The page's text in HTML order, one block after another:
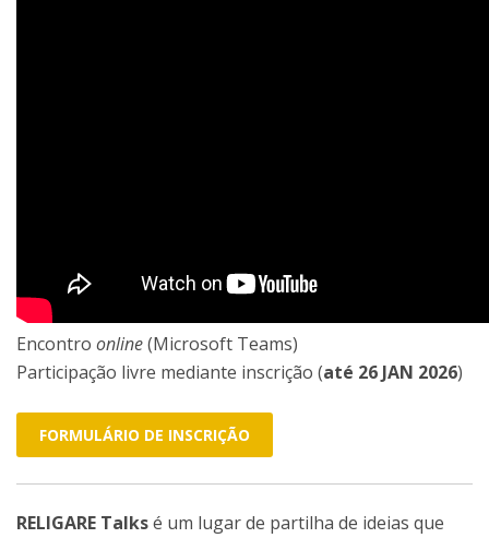
Encontro online(Microsoft Teams)
Participação livre mediante inscrição (até 26 JAN 2026)
FORMULÁRIO DE INSCRIÇÃO
RELIGARE Talksé um lugar de partilha de ideias que